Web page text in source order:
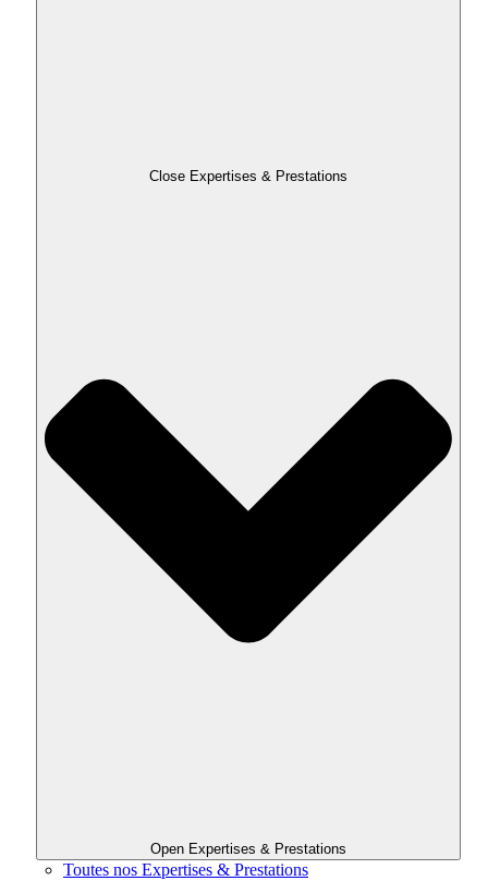
Close Expertises & Prestations
Open Expertises & Prestations
Toutes nos Expertises & Prestations